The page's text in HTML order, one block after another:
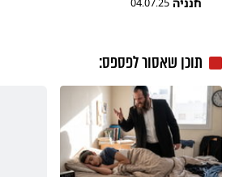
04.07.25
תוכן שאסור לפספס: